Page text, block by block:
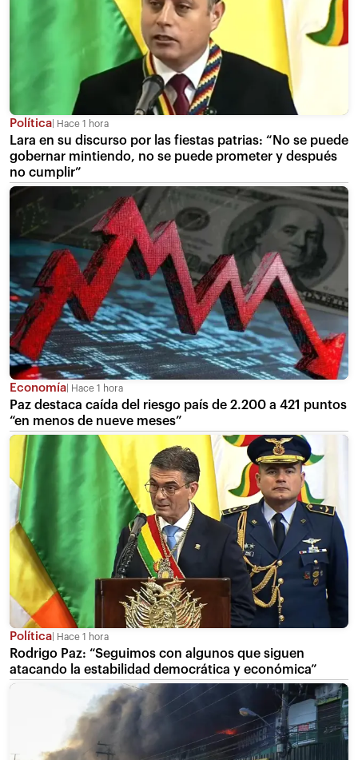
Política Hace 1 hora
Lara en su discurso por las fiestas patrias: “No se puede
gobernar mintiendo, no se puede prometer y después
no cumplir”
Economía Hace 1 hora
Paz destaca caída del riesgo país de 2.200 a 421 puntos
“en menos de nueve meses”
Política Hace 1 hora
Rodrigo Paz: “Seguimos con algunos que siguen
atacando la estabilidad democrática y económica”